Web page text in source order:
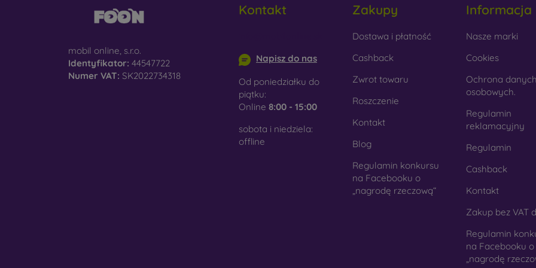
dotyku. Jest to precyzyjne wykonanie z dbałością o szczegóły.
- Dzięki połączeniu drewna i materiału TPU
na telefon. Do produkcji użyto wysokiej jakości naturalnego
- Szkło służy jedynie jako uzupełnienie pokrowców.
komórkowych. Wadą jest to, że po upadku szklana obudowa może
Materiał z recyklingu
- Kompostowalne pokrowce na
pochodzących z recyklingu, dzięki czemu mogą rozkładać się w
jest obecnie bardzo ważna.
W naszym sklepie internetowym FOON można znaleźć dziesiątki
wykonanych z różnych materiałów. Po prostu wybierz swój.
mobil online, s.r.o.
Identyfikator: 44547722
Numer VAT: SK2022734318
Kontakt
Napisz do nas
Od poniedziałku do
piątku:
Online 8:00 - 15:00
sobota i niedziela:
offline
Zakupy
Dostawa i płatność
Cashback
Zwrot towaru
Roszczenie
Kontakt
Blog
Regulamin konkursu
na Facebooku o
„nagrodę rzeczową“
Informacja
Nasze marki
Cookies
Ochrona danych
osobowych.
Regulamin
reklamacyjny
Regulamin
Cashback
Kontakt
Zakup bez VAT
Regulamin
na Facebooku o
„nagrodę